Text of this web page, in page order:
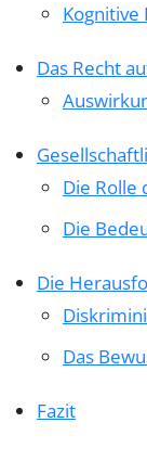
Kognitive
Das Recht
Die Rolle
Die
Die
Das
Fazit